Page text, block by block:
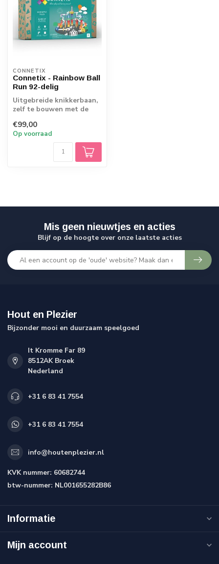
CONNETIX
Connetix - Rainbow Ball
Run 92-delig
Uitgebreide knikkerbaan,
zelf te bouwen met de
doorzic...
€99,00
Op voorraad
Mis geen nieuwtjes en acties
Blijf op de hoogte over onze laatste acties
Hout en Plezier
Bijzonder mooi en duurzaam speelgoed
It Kromme Far 89
8512AK Broek
Nederland
+31 6 83 41 7554
+31 6 83 41 7554
info@houtenplezier.nl
KVK nummer: 60682744
btw-nummer: NL001655282B86
Informatie
Mijn account